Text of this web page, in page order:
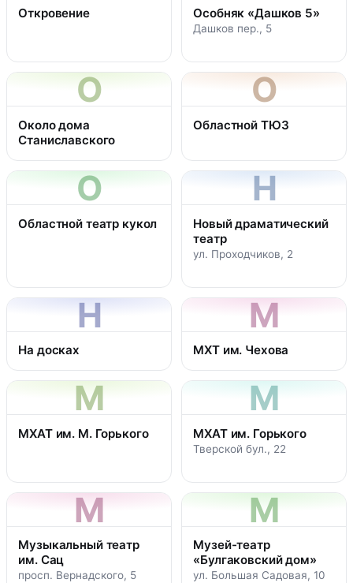
Откровение Особняк «Дашков 5»
Дашков пер., 5
О
Около дома
Станиславского
О
Областной ТЮЗ
О
Областной театр кукол
Н
Новый драматический
театр
ул. Проходчиков, 2
Н
На досках
М
МХТ им. Чехова
М
МХАТ им. М. Горького
М
МХАТ им. Горького
Тверской бул., 22
М
Музыкальный театр
им. Сац
просп. Вернадского, 5
М
Музей-театр
«Булгаковский дом»
ул. Большая Садовая, 10